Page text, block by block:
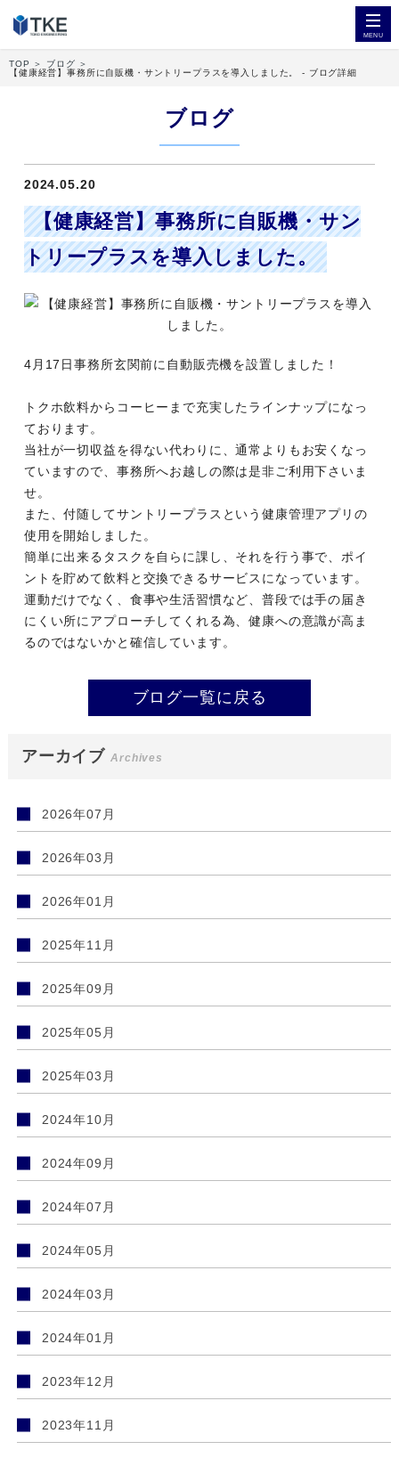
MENU
設備管理
TOP
ブログ
【健康経営】事務所に自販機・サントリープラスを導入しました。 - ブログ詳細
ブログ
2024.05.20
【健康経営】事務所に自販機・サン
トリープラスを導入しました。
4月17日事務所玄関前に自動販売機を設置しました！
トクホ飲料からコーヒーまで充実したラインナップになっ
ております。
当社が一切収益を得ない代わりに、通常よりもお安くなっ
ていますので、事務所へお越しの際は是非ご利用下さいま
せ。
また、付随してサントリープラスという健康管理アプリの
使用を開始しました。
簡単に出来るタスクを自らに課し、それを行う事で、ポイ
ントを貯めて飲料と交換できるサービスになっています。
運動だけでなく、食事や生活習慣など、普段では手の届き
にくい所にアプローチしてくれる為、健康への意識が高ま
るのではないかと確信しています。
ブログ一覧に戻る
アーカイブ Archives
2026年07月
2026年03月
2026年01月
2025年11月
2025年09月
2025年05月
2025年03月
2024年10月
2024年09月
2024年07月
2024年05月
2024年03月
2024年01月
2023年12月
2023年11月